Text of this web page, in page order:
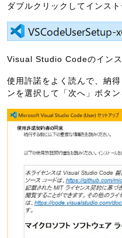
ダブルクリックしてインス
Visual Studio Codeのインス
使用許諾をよく読んで、納
ンを選択して「次へ」ボタン